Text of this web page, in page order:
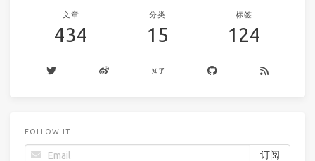
文章
434
分类
15
标签
124
FOLLOW.IT